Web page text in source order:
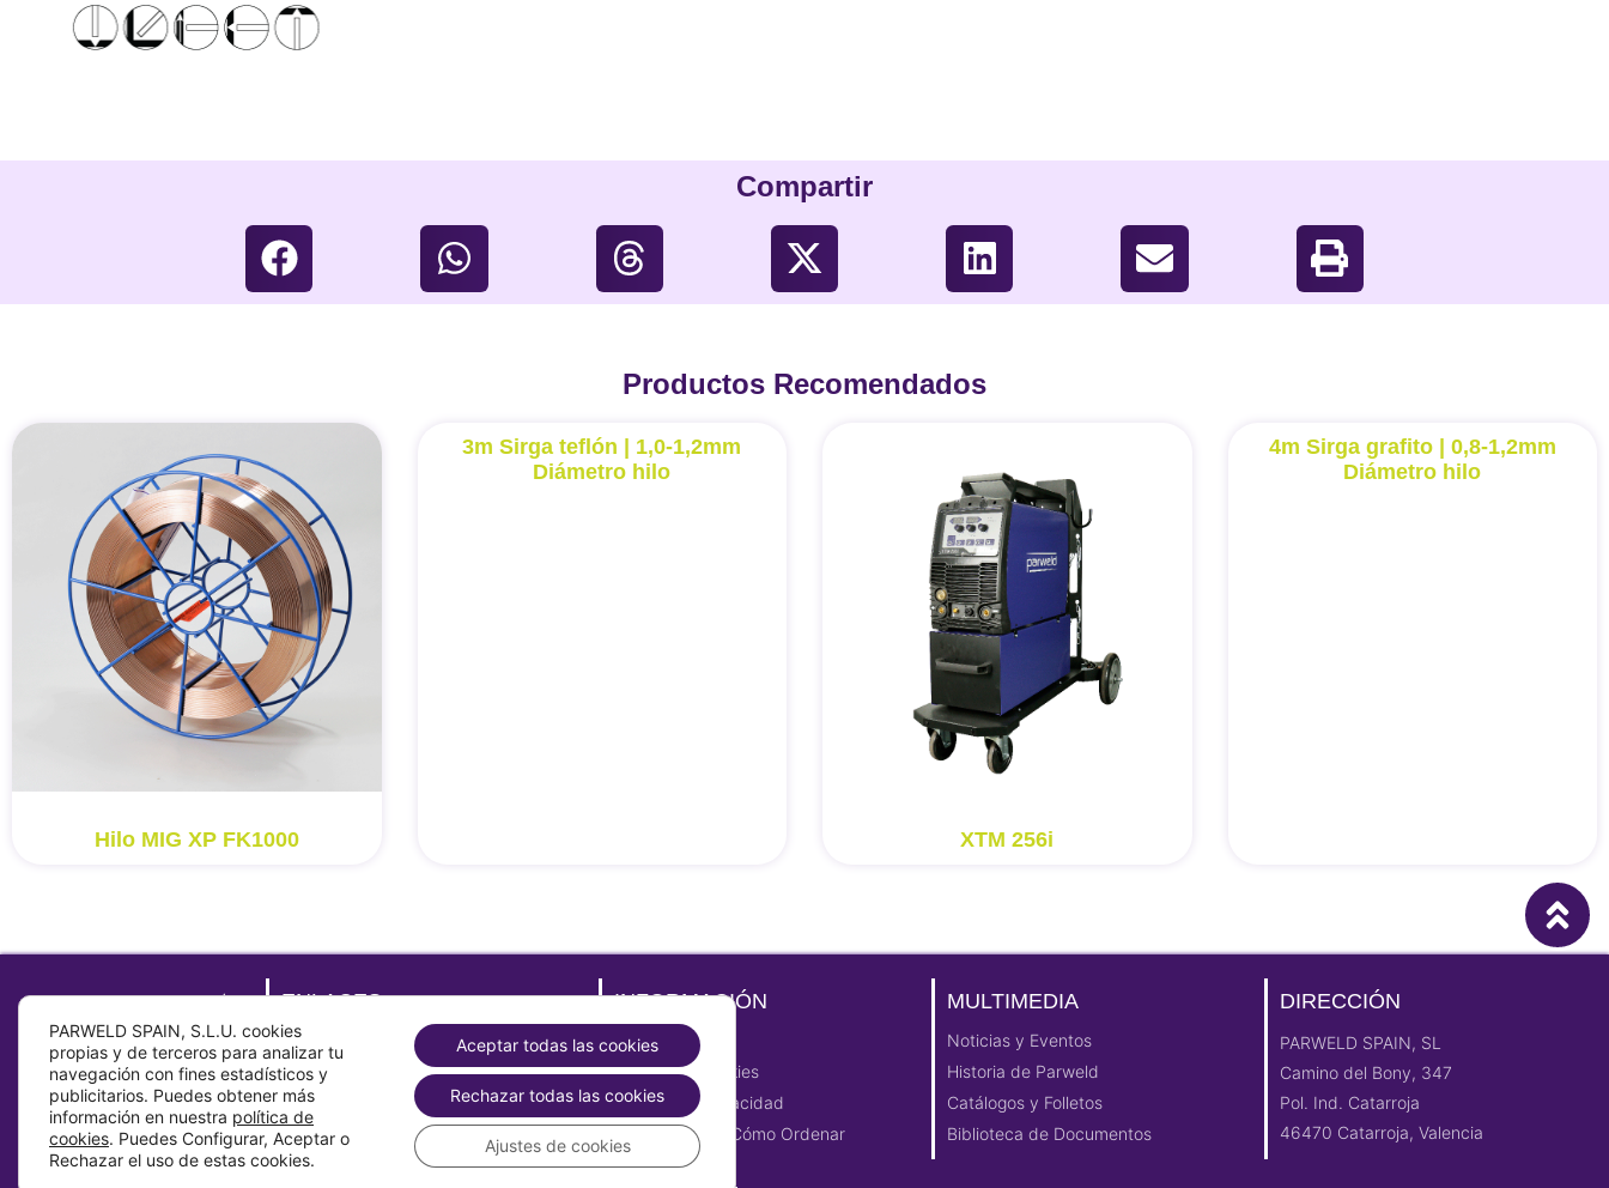
Compartir
Productos Recomendados
Hilo MIG XP FK1000
3m Sirga teflón | 1,0-1,2mm
Diámetro hilo
XTM 256i
4m Sirga grafito | 0,8-1,2mm
Diámetro hilo
ENLACES
Sobre
Contacto
Productos
Parweld Global
INFORMACIÓN
Aviso Legal
Política de cookies
Política de Privacidad
E-Commerce | Cómo Ordenar
MULTIMEDIA
Noticias y Eventos
Historia de Parweld
Catálogos y Folletos
Biblioteca de Documentos
DIRECCIÓN
PARWELD SPAIN, SL
Camino del Bony, 347
Pol. Ind. Catarroja
46470 Catarroja, Valencia
PARWELD SPAIN, S.L.U. cookies
propias y de terceros para analizar tu
navegación con fines estadísticos y
publicitarios. Puedes obtener más
información en nuestra política de
cookies. Puedes Configurar, Aceptar o
Rechazar el uso de estas cookies.
Aceptar todas las cookies
Rechazar todas las cookies
Ajustes de cookies